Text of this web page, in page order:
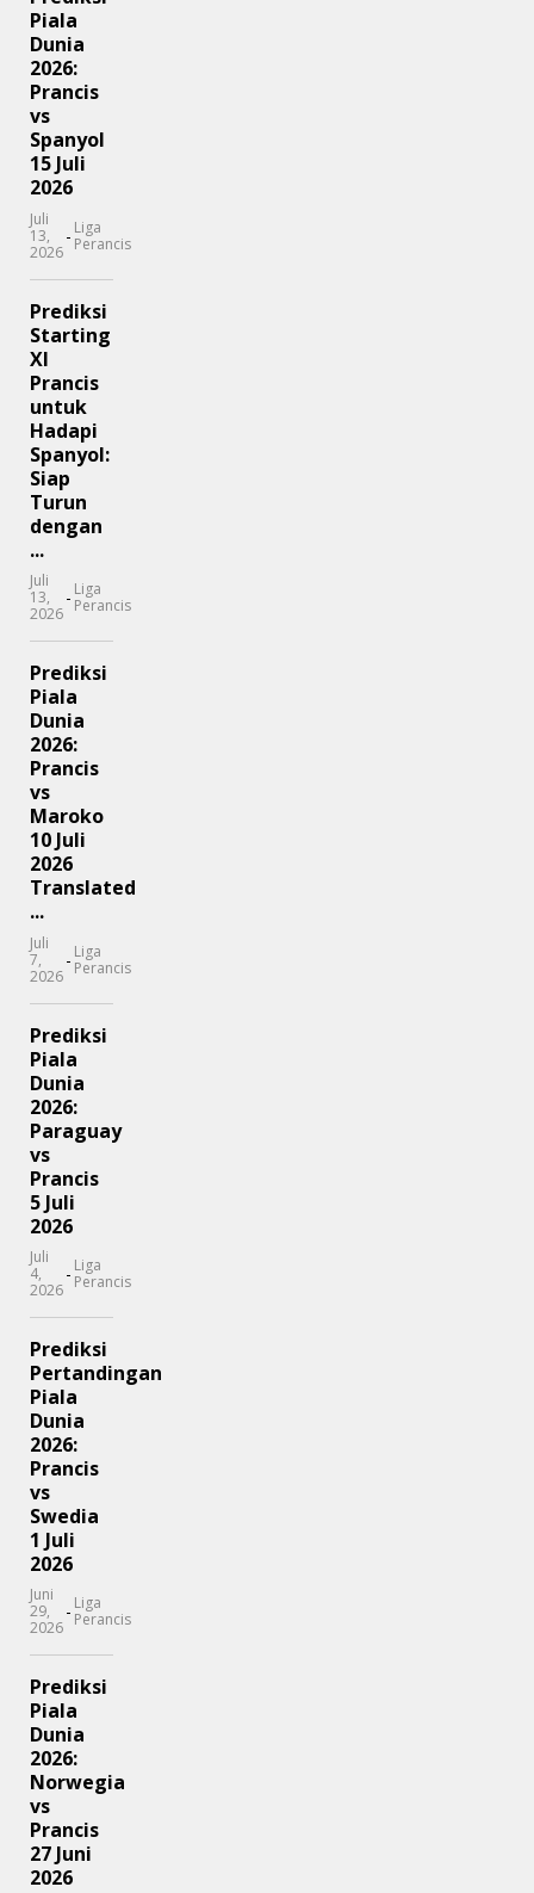
Piala
Dunia
2026:
Prancis
vs
Spanyol
15 Juli
2026
Juli
13,
2026
- Liga
Perancis
Prediksi
Starting
XI
Prancis
untuk
Hadapi
Spanyol:
Siap
Turun
dengan
...
Juli
13,
2026
- Liga
Perancis
Prediksi
Piala
Dunia
2026:
Prancis
vs
Maroko
10 Juli
2026
Translated
...
Juli
7,
2026
- Liga
Perancis
Prediksi
Piala
Dunia
2026:
Paraguay
vs
Prancis
5 Juli
2026
Juli
4,
2026
- Liga
Perancis
Prediksi
Pertandingan
Piala
Dunia
2026:
Prancis
vs
Swedia
1 Juli
2026
Juni
29,
2026
- Liga
Perancis
Prediksi
Piala
Dunia
2026:
Norwegia
vs
Prancis
27 Juni
2026